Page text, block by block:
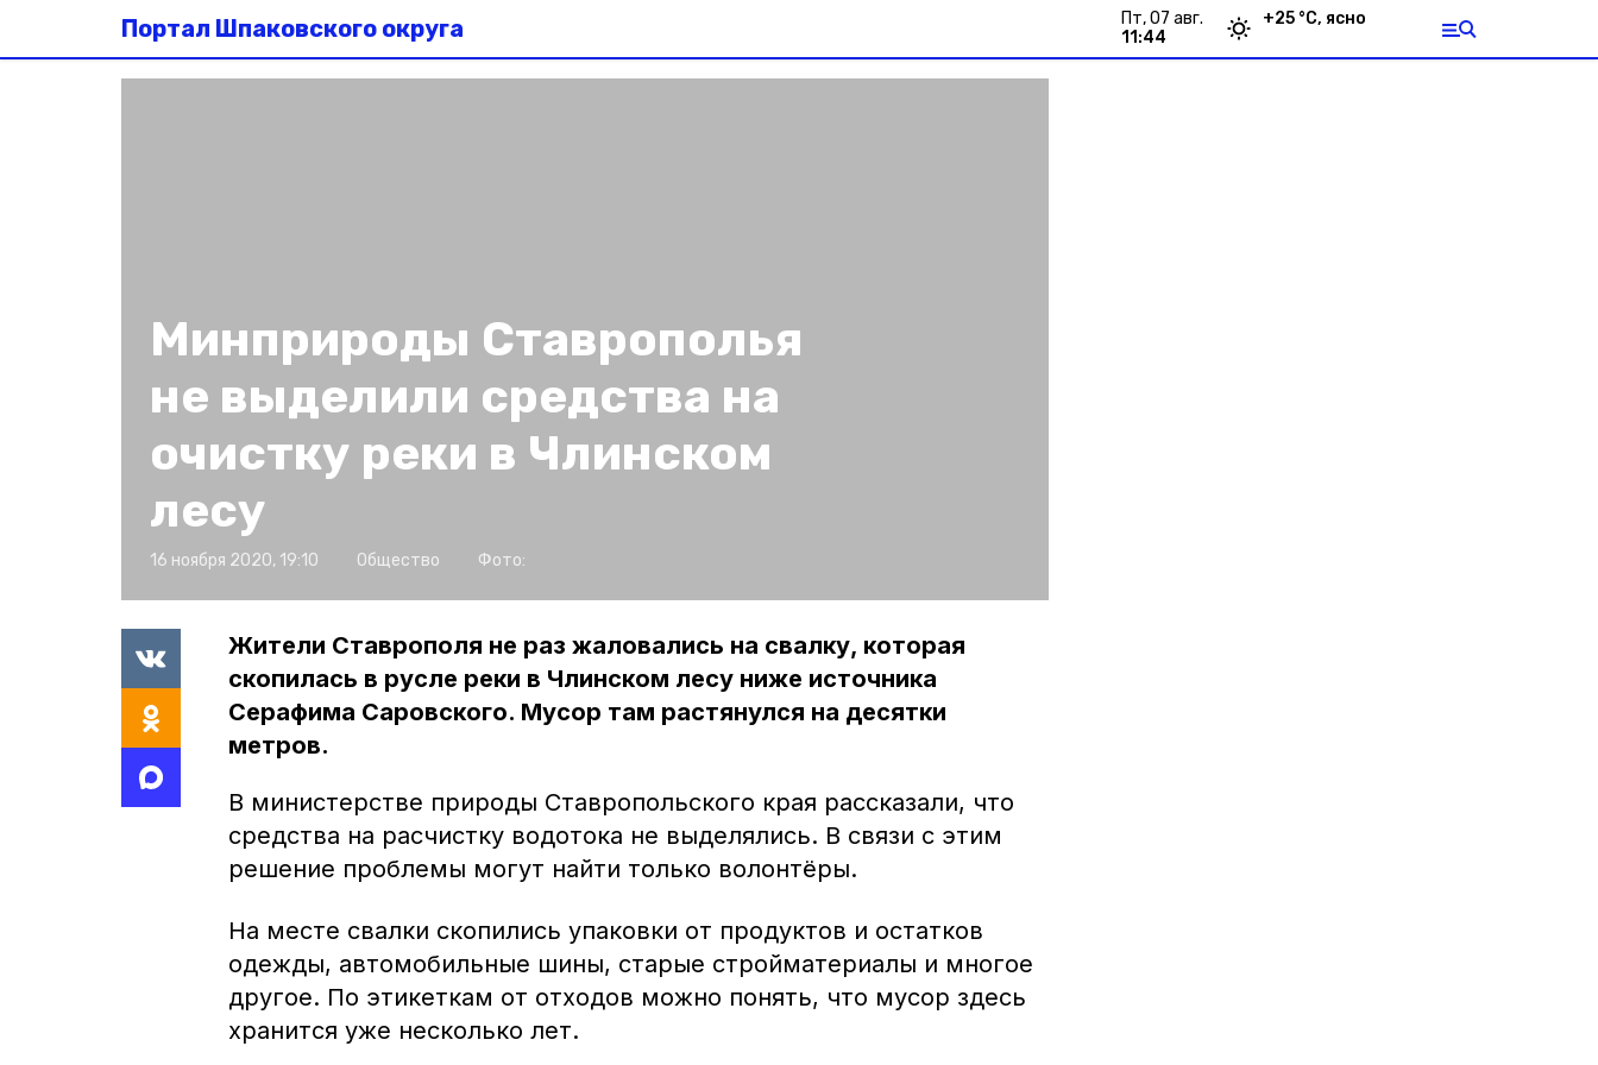
Портал Шпаковского округа
пт, 07 авг.
11:44
+25 °С, ясно
Минприроды Ставрополья
не выделили средства на
очистку реки в Члинском
лесу
16 ноября 2020, 19:10 Общество Фото:
Жители Ставрополя не раз жаловались на свалку, которая
скопилась в русле реки в Члинском лесу ниже источника
Серафима Саровского. Мусор там растянулся на десятки
метров.
В министерстве природы Ставропольского края рассказали, что
средства на расчистку водотока не выделялись. В связи с этим
решение проблемы могут найти только волонтёры.
На месте свалки скопились упаковки от продуктов и остатков
одежды, автомобильные шины, старые стройматериалы и многое
другое. По этикеткам от отходов можно понять, что мусор здесь
хранится уже несколько лет.